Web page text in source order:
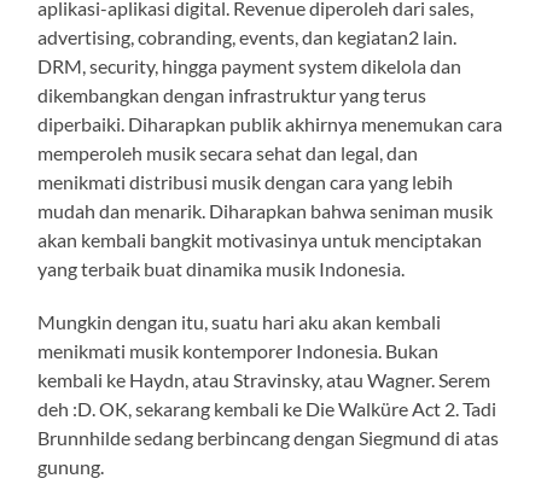
aplikasi-aplikasi digital. Revenue diperoleh dari sales,
advertising, cobranding, events, dan kegiatan2 lain.
DRM, security, hingga payment system dikelola dan
dikembangkan dengan infrastruktur yang terus
diperbaiki. Diharapkan publik akhirnya menemukan cara
memperoleh musik secara sehat dan legal, dan
menikmati distribusi musik dengan cara yang lebih
mudah dan menarik. Diharapkan bahwa seniman musik
akan kembali bangkit motivasinya untuk menciptakan
yang terbaik buat dinamika musik Indonesia.
Mungkin dengan itu, suatu hari aku akan kembali
menikmati musik kontemporer Indonesia. Bukan
kembali ke Haydn, atau Stravinsky, atau Wagner. Serem
deh :D. OK, sekarang kembali ke Die Walküre Act 2. Tadi
Brunnhilde sedang berbincang dengan Siegmund di atas
gunung.